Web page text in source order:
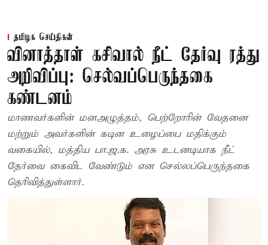
தமிழக செய்திகள்
வினாத்தாள் கசிவால் நீட் தேர்வு ரத்து
அறிவிப்பு: செல்வப்பெருந்தகை
கண்டனம்
மாணவர்களின் மனஅழுத்தம், பெற்றோரின் வேதனை
மற்றும் அவர்களின் கடின உழைப்பை மதிக்கும்
வகையில், மத்திய பா.ஜ.க. அரசு உடனடியாக நீட்
தேர்வை கைவிட வேண்டும் என செல்லப்பெருந்தகை
தெரிவித்துள்ளார்.